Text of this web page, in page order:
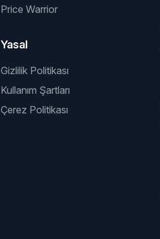
Price Warrior
Yasal
Gizlilik Politikası
Kullanım Şartları
Çerez Politikası